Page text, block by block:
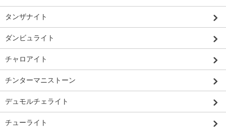
タンザナイト
ダンビュライト
チャロアイト
チンターマニストーン
デュモルチェライト
チューライト